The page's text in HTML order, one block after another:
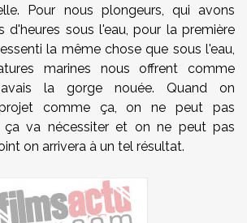
Pour nous plongeurs, qui avons
d'heures sous l'eau, pour la première
la même chose que sous l'eau,
marines nous offrent comme
la gorge nouée. Quand on
comme ça, on ne peut pas
ça va nécessiter et on ne peut pas
on arrivera à un tel résultat.